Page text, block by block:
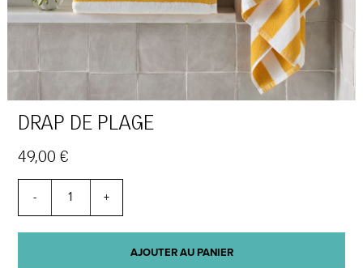
DRAP DE PLAGE
49,00 €
- +
AJOUTER AU PANIER